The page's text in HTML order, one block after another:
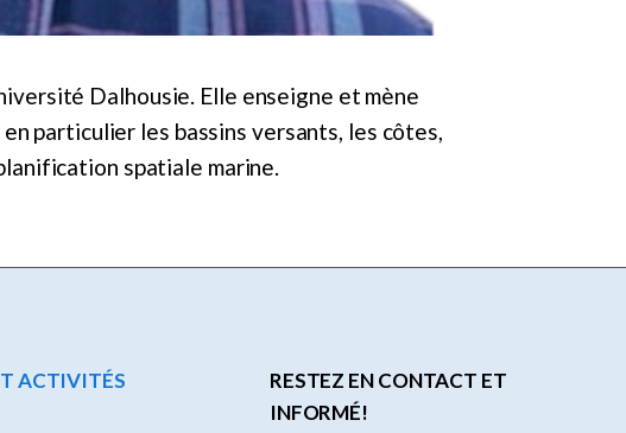
Dalhousie. Elle enseigne et mène
particulier les bassins versants, les côtes,
spatiale marine.
ACTIVITÉS
RESTEZ EN CONTACT ET
INFORMÉ!